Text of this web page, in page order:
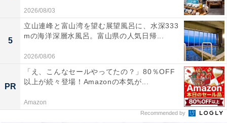
2026/08/03
5
立山連峰と富山湾を望む展望風呂に、水深333
mの海洋深層水風呂。富山県の人気日帰...
2026/08/06
PR
「え、こんなセールやってたの？」80％OFF
以上が続々登場！Amazonの本気が...
Amazon
Recommended by